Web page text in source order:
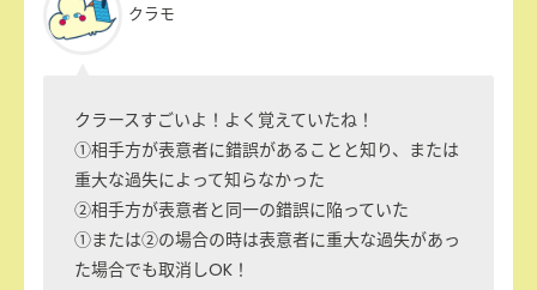
クラモ
クラースすごいよ！よく覚えていたね！
①相手方が表意者に錯誤があることと知り、または
重大な過失によって知らなかった
②相手方が表意者と同一の錯誤に陥っていた
①または②の場合の時は表意者に重大な過失があっ
た場合でも取消しOK！